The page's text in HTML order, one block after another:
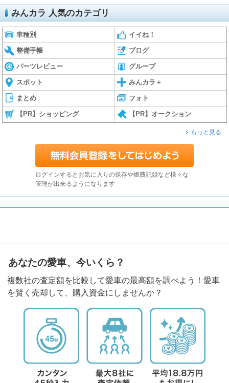
みんカラ 人気のカテゴリ
車種別 イイね！
整備手帳 ブログ
パーツレビュー グループ
スポット みんカラ＋
まとめ フォト
【PR】ショッピング 【PR】オークション
もっと見る
ログインするとお気に入りの保存や燃費記録など様々な
管理が出来るようになります
あなたの愛車、今いくら？
複数社の査定額を比較して愛車の最高額を調べよう！愛車
を賢く売却して、購入資金にしませんか？